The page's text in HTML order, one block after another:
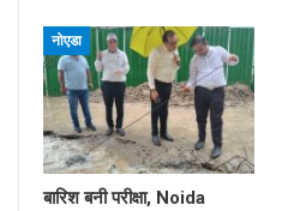
नोएडा
बारिश बनी परीक्षा, Noida